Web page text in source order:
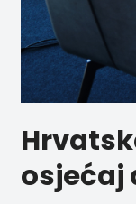
osjećaj